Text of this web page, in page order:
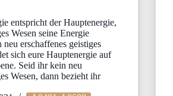
entspricht der Hauptenergie,
Wesen seine Energie
erschaffenes geistiges
sich eure Hauptenergie auf
Seid ihr kein neu
Wesen, dann bezieht ihr